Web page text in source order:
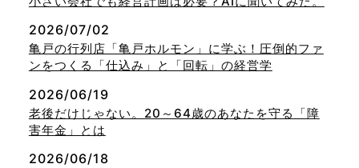
2026/07/02
亀戸の行列店「亀戸ホルモン」に学ぶ！圧倒的ファ
ンをつくる「仕込み」と「回転」の経営学
2026/06/19
老後だけじゃない。20～64歳のあなたを守る「障
害年金」とは
2026/06/18